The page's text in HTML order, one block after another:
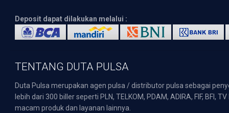
Deposit dapat dilakukan melalui :
TENTANG DUTA PULSA
Duta Pulsa merupakan agen pulsa / distributor pulsa sebagai
lebih dari 300 biller seperti PLN, TELKOM, PDAM, ADIRA, FIF,
macam produk dan layanan lainnya.